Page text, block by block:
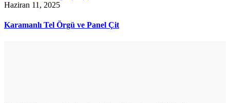
Haziran 11, 2025
Karamanlı Tel Örgü ve Panel Çit